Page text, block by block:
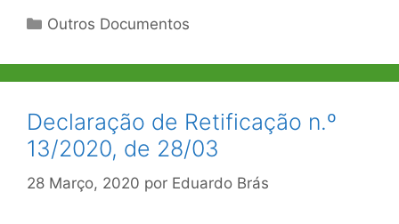
Categorias
Outros Documentos
Declaração de Retificação n.º
13/2020, de 28/03
28 Março, 2020 por Eduardo Brás